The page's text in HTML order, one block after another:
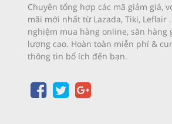
Chuyên tổng hợp các mã giảm giá,
mãi mới nhất từ Lazada, Tiki, Leflair
nghiệm mua hàng online, săn hàng
lượng cao. Hoàn toàn miễn phí &
thông tin bổ ích đến bạn.